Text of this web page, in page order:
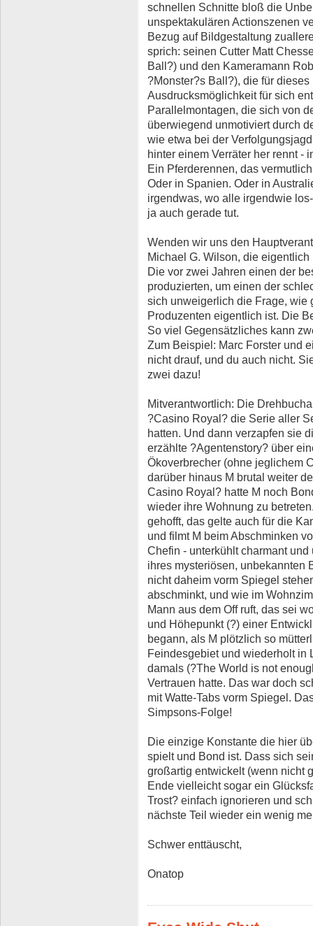
schnellen Schnitte bloß die
unspektakulären Actionszenen
Bezug auf Bildgestaltung
sprich: seinen Cutter Matt
Ball?) und den Kameramann
?Monster?s Ball?), die für
Ausdrucksmöglichkeit für sich
Parallelmontagen, die sich von
überwiegend unmotiviert durch
wie etwa bei der
hinter einem Verräter her rennt -
Ein Pferderennen, das
Oder in Spanien. Oder in
irgendwas, wo alle irgendwie
ja auch gerade tut.
Wenden wir uns den
Michael G. Wilson, die
Die vor zwei Jahren einen der
produzierten, um einen der
sich unweigerlich die Frage, wie
Produzenten eigentlich ist. Die
So viel Gegensätzliches kann
Zum Beispiel: Marc Forster und
nicht drauf, und du auch nicht.
zwei dazu!
Mitverantwortlich: Die
?Casino Royal? die Serie aller
hatten. Und dann verzapfen sie
erzählte ?Agentenstory? über
Ökoverbrecher (ohne jeglichem
darüber hinaus M brutal weiter
Casino Royal? hatte M noch
wieder ihre Wohnung zu
gehofft, das gelte auch für die
und filmt M beim Abschminken
Chefin - unterkühlt charmant
ihres mysteriösen, unbekannten
nicht daheim vorm Spiegel
abschminkt, und wie im
Mann aus dem Off ruft, das sei
und Höhepunkt (?) einer
begann, als M plötzlich so
Feindesgebiet und wiederholt in
damals (?The World is not
Vertrauen hatte. Das war doch
mit Watte-Tabs vorm Spiegel.
Simpsons-Folge!
Die einzige Konstante die hier
spielt und Bond ist. Dass sich
großartig entwickelt (wenn nicht
Ende vielleicht sogar ein
Trost? einfach ignorieren und
nächste Teil wieder ein wenig
Schwer enttäuscht,
Onatop